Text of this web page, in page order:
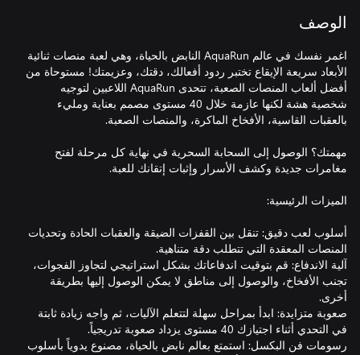
الوصف
اغمر نفسك في عالم AquaRun النابض بالحياة، وهي لعبة منصات ثنائية
الأبعاد سريعة الإيقاع تختبر ردود أفعالك، دقتك، وعزيمتك! مستوحاة من
أفضل ألعاب المنصات الصعبة، تتحدى AquaRun اللاعبين لتوجيه
شخصية هشة لكنها عازمة خلال 40 مستوى مصمم بعناية ومليء
مهمتك؟ الوصول إلى السحابة السحرية في نهاية كل مرحلة لفتح
أسلوب لعب دقيق: تنقل بين القفزات الضيقة والعقبات الحادة وتحديات
آلية الاندفاع: قم بتوقيت اندفاعاتك بشكل استراتيجي لتجاوز الفجوات،
تجنب الأفخاخ، والوصول إلى مناطق لا يمكن الوصول إليها بطريقة
صعوبة متزايدة: ابدأ بمراحل سهلة لتتعلم الآليات، ثم واجه زيادة ثابتة
رسومات فن البكسل: استمتع بعالم نابض بالحياة، مصنوع يدوياً بأسلوب